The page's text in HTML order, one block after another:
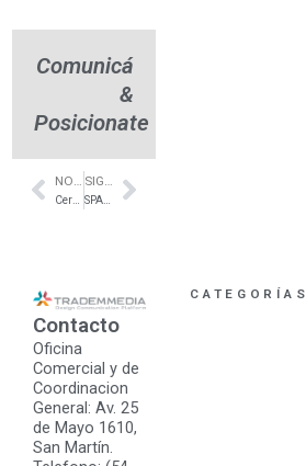
Comunicá
&
Posicionate
Prev Next
Contacto
Oficina
Comercial y de
Coordinacion
General: Av. 25
de Mayo 1610,
San Martín.
CATEGORÍAS